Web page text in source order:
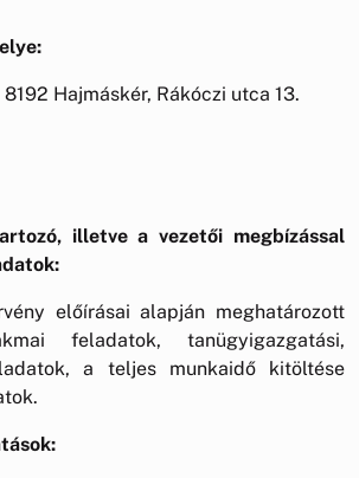
Hajmáskér, Rákóczi utca 13.
illetve a vezetői megbízással
előírásai alapján meghatározott
feladatok, tanügyigazgatási,
a teljes munkaidő kitöltése